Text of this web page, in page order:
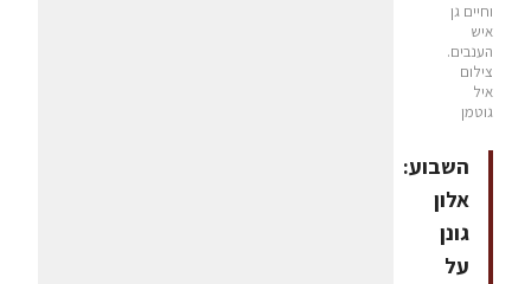
וחיים גן
איש
הענבים.
צילום
איל
גוטמן
השבוע:
אלון
גונן
על